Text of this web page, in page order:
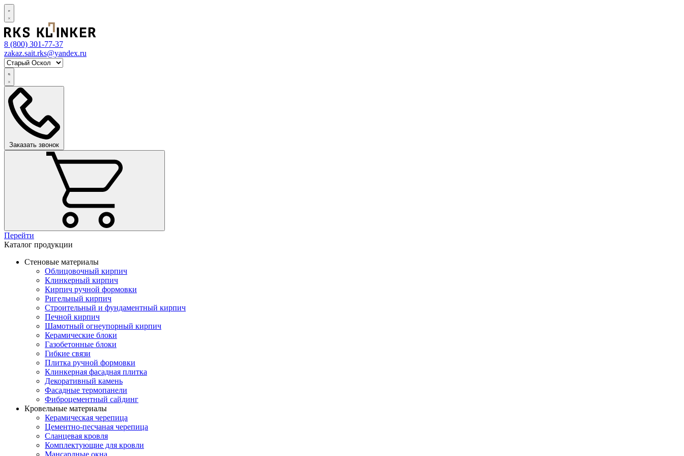
8 (800) 301-77-37
zakaz.sait.rks@yandex.ru
Заказать звонок
Перейти
Каталог продукции
Стеновые материалы
Облицовочный кирпич
Клинкерный кирпич
Кирпич ручной формовки
Ригельный кирпич
Строительный и фундаментный кирпич
Печной кирпич
Шамотный огнеупорный кирпич
Керамические блоки
Газобетонные блоки
Гибкие связи
Плитка ручной формовки
Клинкерная фасадная плитка
Декоративный камень
Фасадные термопанели
Фиброцементный сайдинг
Кровельные материалы
Керамическая черепица
Цементно-песчаная черепица
Сланцевая кровля
Комплектующие для кровли
Мансардные окна